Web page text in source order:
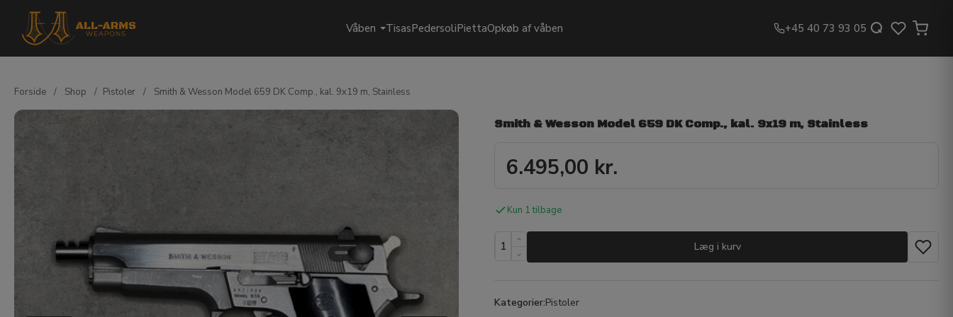
Våben TisasPedersoliPiettaOpkøb af våben +45 40 73 93 05
Forside / Shop / Pistoler / Smith & Wesson Model 659 DK Comp., kal. 9x19 m, Stainless
Smith & Wesson Model 659 DK Comp., kal. 9x19 m, Stainless
6.495,00 kr.
Kun 1 tilbage
Læg i kurv
Kategorier:Pistoler